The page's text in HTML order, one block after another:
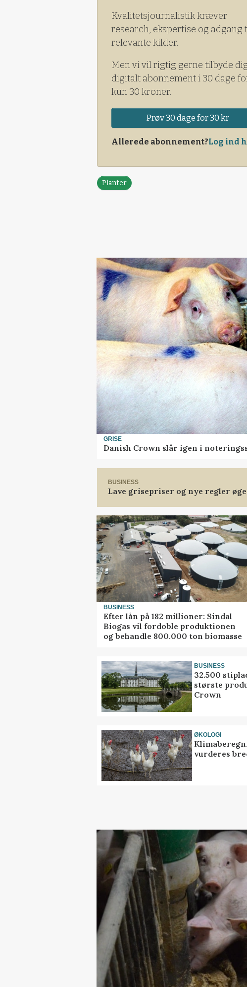
Kvalitetsjournalistik kræver
research, ekspertise og adgang
relevante kilder.
Men vi vil rigtig gerne tilbyde
digitalt abonnement i 30 dage
kun 30 kroner.
Prøv 30 dage for 30 kr
Allerede abonnement?Log ind
Planter
GRISE
Danish Crown slår igen i
BUSINESS
Lave grisepriser og nye regler
BUSINESS
Efter lån på 182 millioner: Sindal
Biogas vil fordoble produktionen
og behandle 800.000 ton biomasse
BUSINESS
32.500
største
Crown
ØKOLOGI
vurderes